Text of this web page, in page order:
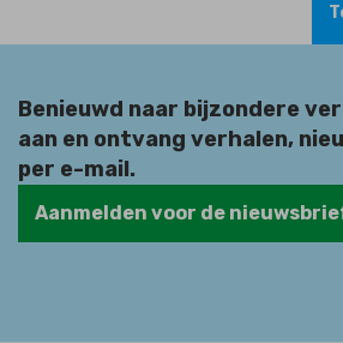
Benieuwd naar bijzondere
aan en ontvang verhalen,
per e-mail.
Aanmelden voor de